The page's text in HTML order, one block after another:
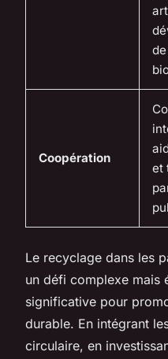
Coopération
et
Le recyclage dans les
un défi complexe mais
significative pour
durable. En intégrant
circulaire, en